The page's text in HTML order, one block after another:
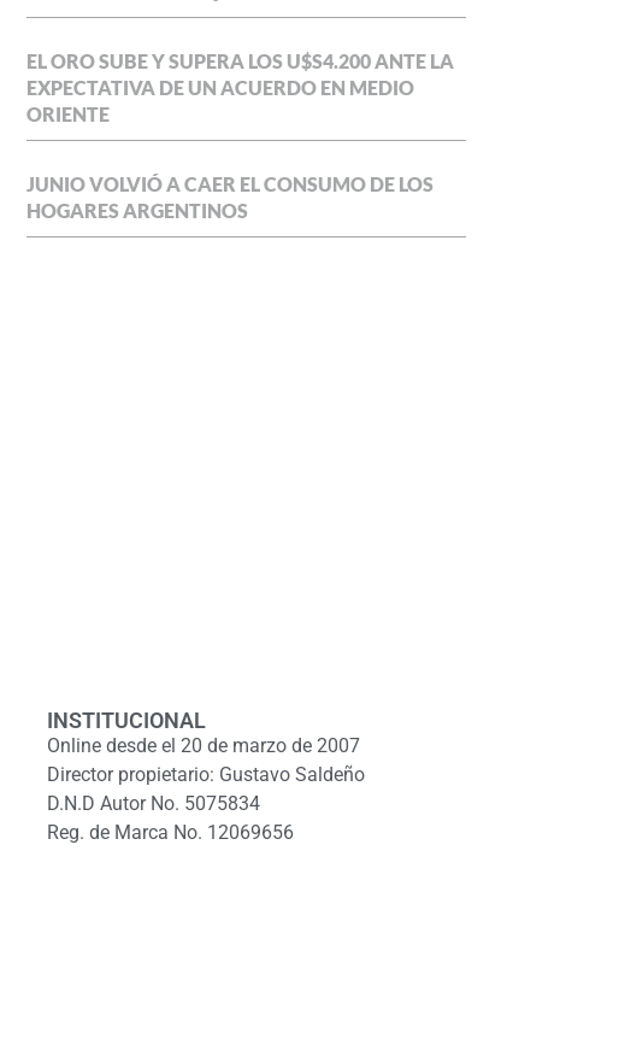
EL ORO SUBE Y SUPERA LOS U$S4.200 ANTE LA
EXPECTATIVA DE UN ACUERDO EN MEDIO
ORIENTE
JUNIO VOLVIÓ A CAER EL CONSUMO DE LOS
HOGARES ARGENTINOS
INSTITUCIONAL
Online desde el 20 de marzo de 2007
Director propietario: Gustavo Saldeño
D.N.D Autor No. 5075834
Reg. de Marca No. 12069656